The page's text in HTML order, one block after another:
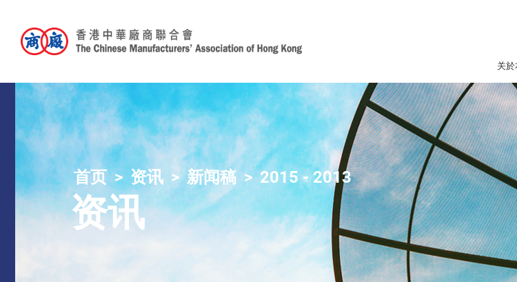
关於
首页 资讯 新闻稿 2015 - 2013
资讯